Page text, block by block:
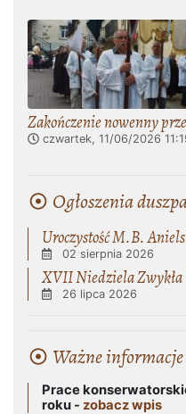
Zakończenie nowenny
czwartek, 11/06/2026
Ogłoszenia
Uroczystość M.B.
02 sierpnia 2026
XVII Niedziela Zwykła
26 lipca 2026
Ważne informacje
Prace
roku - zobacz wpis